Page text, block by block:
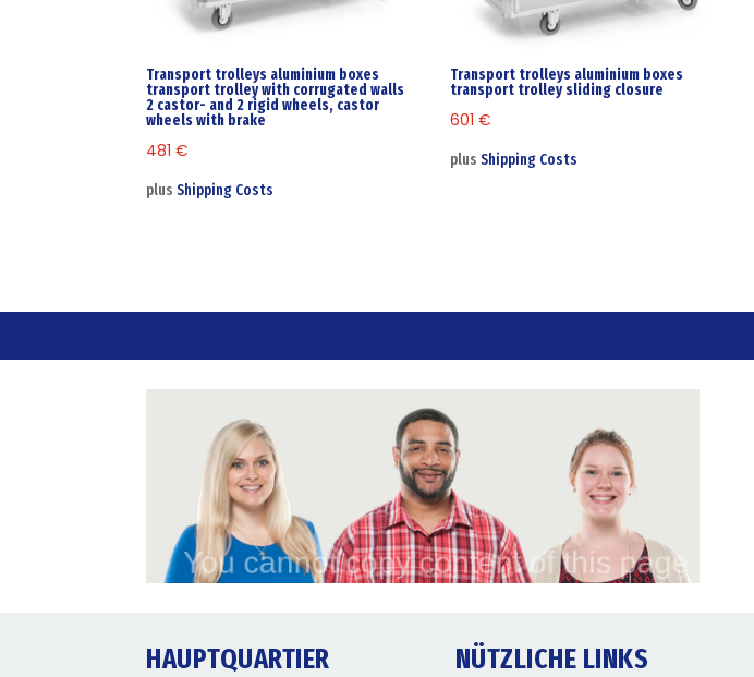
Transport trolleys aluminium boxes
transport trolley with corrugated walls
2 castor- and 2 rigid wheels, castor
wheels with brake
481€
plusShipping Costs
Transport trolleys aluminium boxes
transport trolley sliding closure
601€
plusShipping Costs
HAUPTQUARTIER NÜTZLICHE LINKS